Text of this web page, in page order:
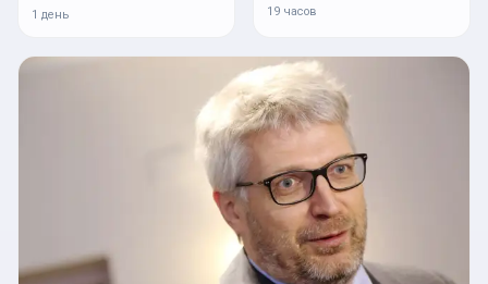
1 день 19 часов